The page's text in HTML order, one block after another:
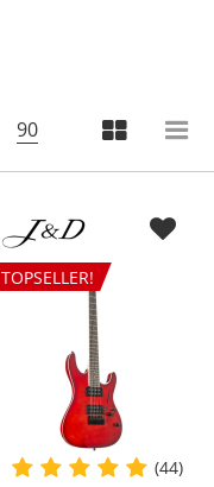
90
TOPSELLER!
(44)